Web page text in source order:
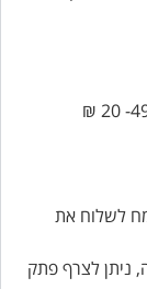
לשלוח את
ניתן לצרף פתק